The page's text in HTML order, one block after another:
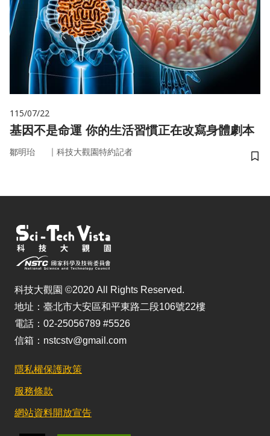
115/07/22
基因不是命運 你的生活習慣正在改寫身體劇本
鄒明珆 ｜ 科技大觀園特約記者
儲
科技大觀園 ©2020 All Rights Reserved.
地址：臺北市大安區和平東路二段106號22樓
電話：02-25056789 #5526
信箱：nstcstv@gmail.com
隱私權保護政策
服務條款
網站資料開放宣告